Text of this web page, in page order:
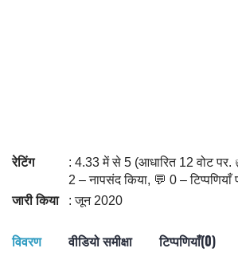
रेटिंग
: 4.33 में से 5 (आधारित 12 वोट पर.
2 – नापसंद किया, 💬 0 – टिप्पणियाँ
जारी किया
: जून 2020
विवरण वीडियो समीक्षा टिप्पणियाँ(0)